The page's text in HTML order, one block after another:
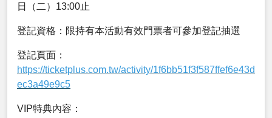
日（二）13:00止
登記資格：限持有本活動有效門票者可參加登記抽選
登記頁面：
https://ticketplus.com.tw/activity/1f6bb51f3f587ffef6e43d
ec3a49e9c5
VIP特典內容：